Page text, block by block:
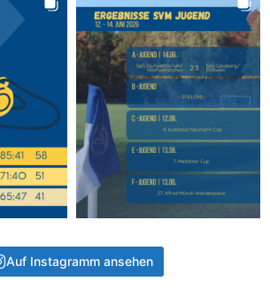
Auf Instagramm ansehen